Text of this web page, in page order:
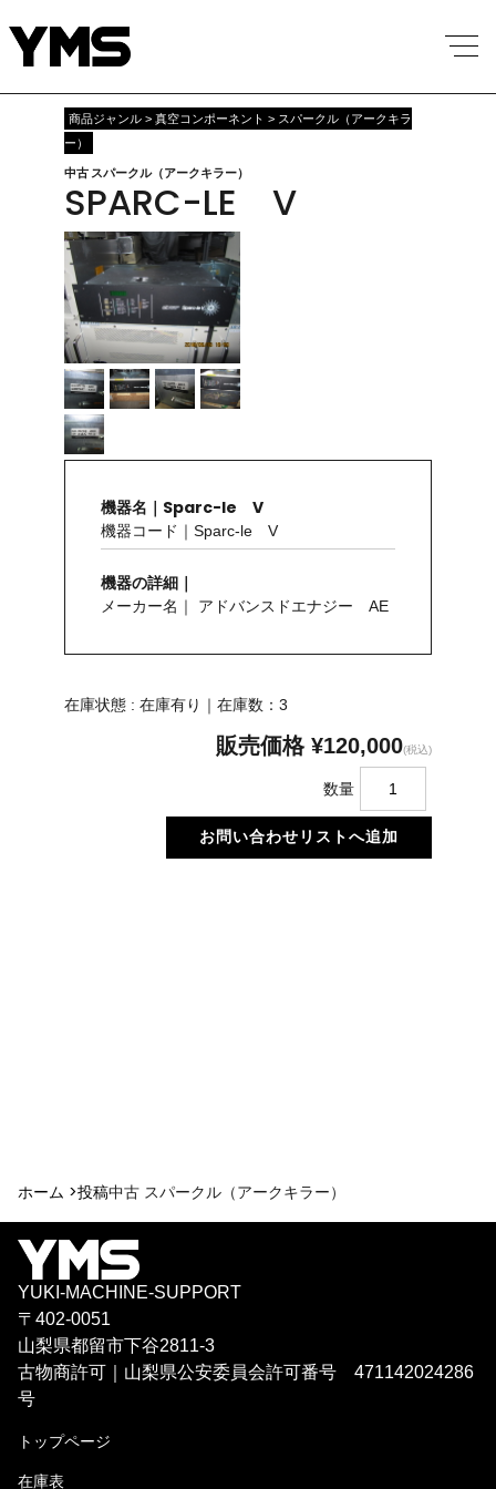
商品ジャンル > 真空コンポーネント > スパークル（アークキラ
ー）
中古 スパークル（アークキラー）
SPARC-LE V
機器名｜Sparc-le V
機器コード｜Sparc-le V
機器の詳細｜
メーカー名｜ アドバンスドエナジー AE
在庫状態 : 在庫有り｜在庫数：3
販売価格 ¥120,000(税込)
数量
ホーム >投稿中古 スパークル（アークキラー）
YUKI-MACHINE-SUPPORT
〒402-0051
山梨県都留市下谷2811-3
古物商許可｜山梨県公安委員会許可番号 471142024286
号
トップページ
在庫表